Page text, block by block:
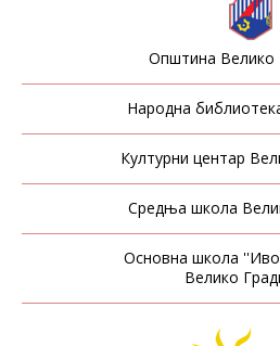
Општина Велико
Народна
Културни центар
Средња школа
Основна школа
Велико